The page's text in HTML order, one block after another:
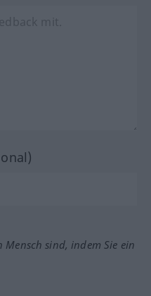
Mensch sind, indem Sie ein